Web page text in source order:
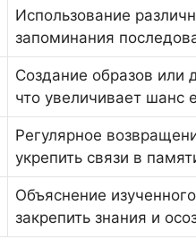
Использование
запоминания
Создание образов или
что увеличивает шанс
Регулярное
укрепить связи в
Объяснение
закрепить знания и